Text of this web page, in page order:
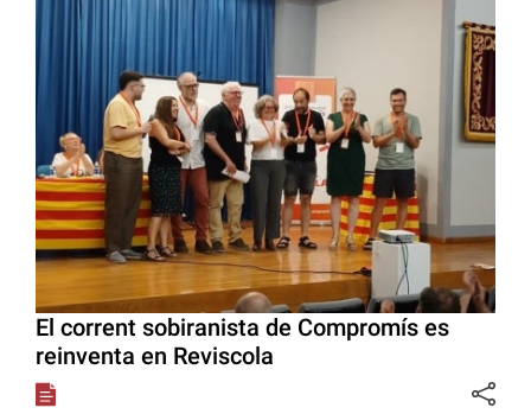
El corrent sobiranista de Compromís es
reinventa en Reviscola